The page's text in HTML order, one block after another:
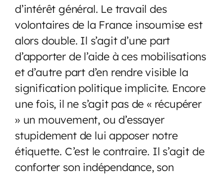
d’intérêt général. Le travail des
volontaires de la France insoumise est
alors double. Il s’agit d’une part
d’apporter de l’aide à ces mobilisations
et d’autre part d’en rendre visible la
signification politique implicite. Encore
une fois, il ne s’agit pas de « récupérer
» un mouvement, ou d’essayer
stupidement de lui apposer notre
étiquette. C’est le contraire. Il s’agit de
conforter son indépendance, son